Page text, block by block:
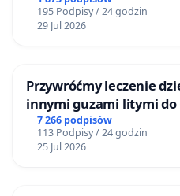
195 Podpisy / 24 godzin
29 Jul 2026
Przywróćmy leczenie
innymi guzami litymi do
Centrum Zdrowia
7 266 podpisów
113 Podpisy / 24 godzin
25 Jul 2026